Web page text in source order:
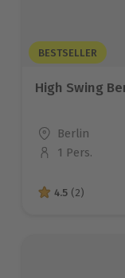
BESTSELLER
High Swing
Standort
Berlin
Anzahl der
1 Pers.
4.5 von 5
4.5 (2)